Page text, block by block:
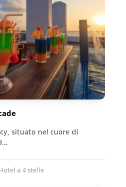
situato nel cuore di
a 4 stelle